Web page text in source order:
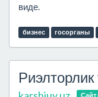
виде.
бизнес госорганы
Сайт